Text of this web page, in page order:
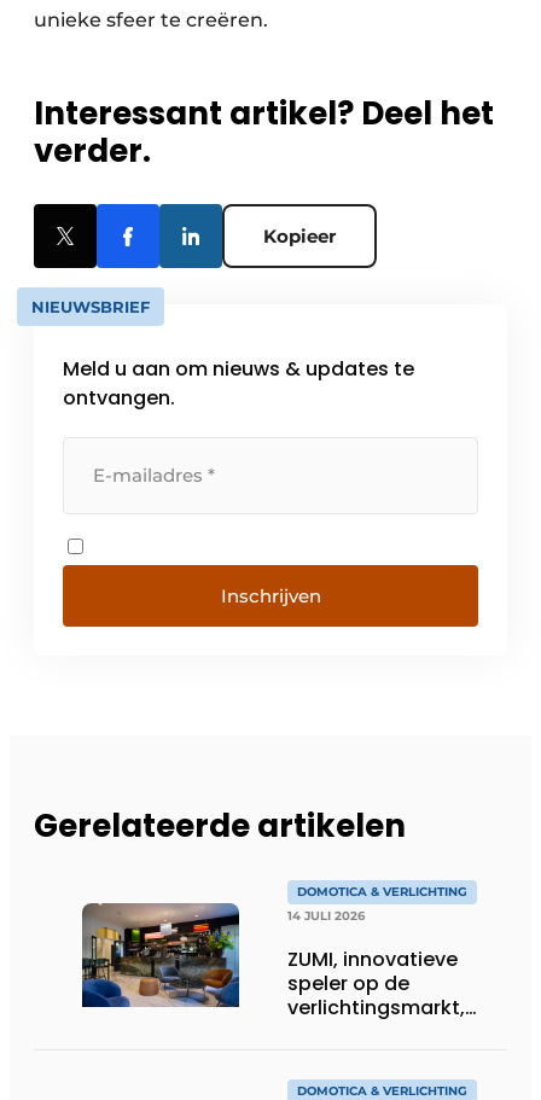
unieke sfeer te creëren.
Interessant artikel? Deel het
verder.
Kopieer
NIEUWSBRIEF
Meld u aan om nieuws & updates te
ontvangen.
Inschrijven
Gerelateerde artikelen
DOMOTICA & VERLICHTING
14 JULI 2026
ZUMI, innovatieve
speler op de
verlichtingsmarkt,
DOMOTICA & VERLICHTING